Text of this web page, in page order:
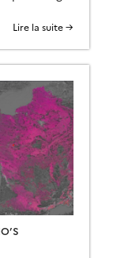
européen
de
Lire la suite →